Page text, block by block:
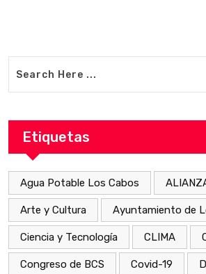
Etiquetas
Agua Potable Los Cabos
Arte y Cultura Ayuntamiento de
Ciencia y Tecnología CLIMA
Congreso de BCS Covid-19